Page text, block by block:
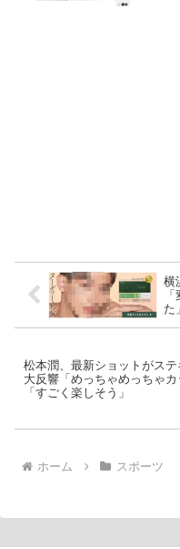
横
た
松本潤、最新ショットがステ
大反響「めっちゃめっちゃカ
「すごく楽しそう」
ホーム スポーツ